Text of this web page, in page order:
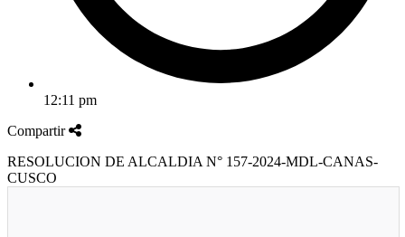
12:11 pm
Compartir
RESOLUCION DE ALCALDIA N° 157-2024-MDL-CANAS-
CUSCO